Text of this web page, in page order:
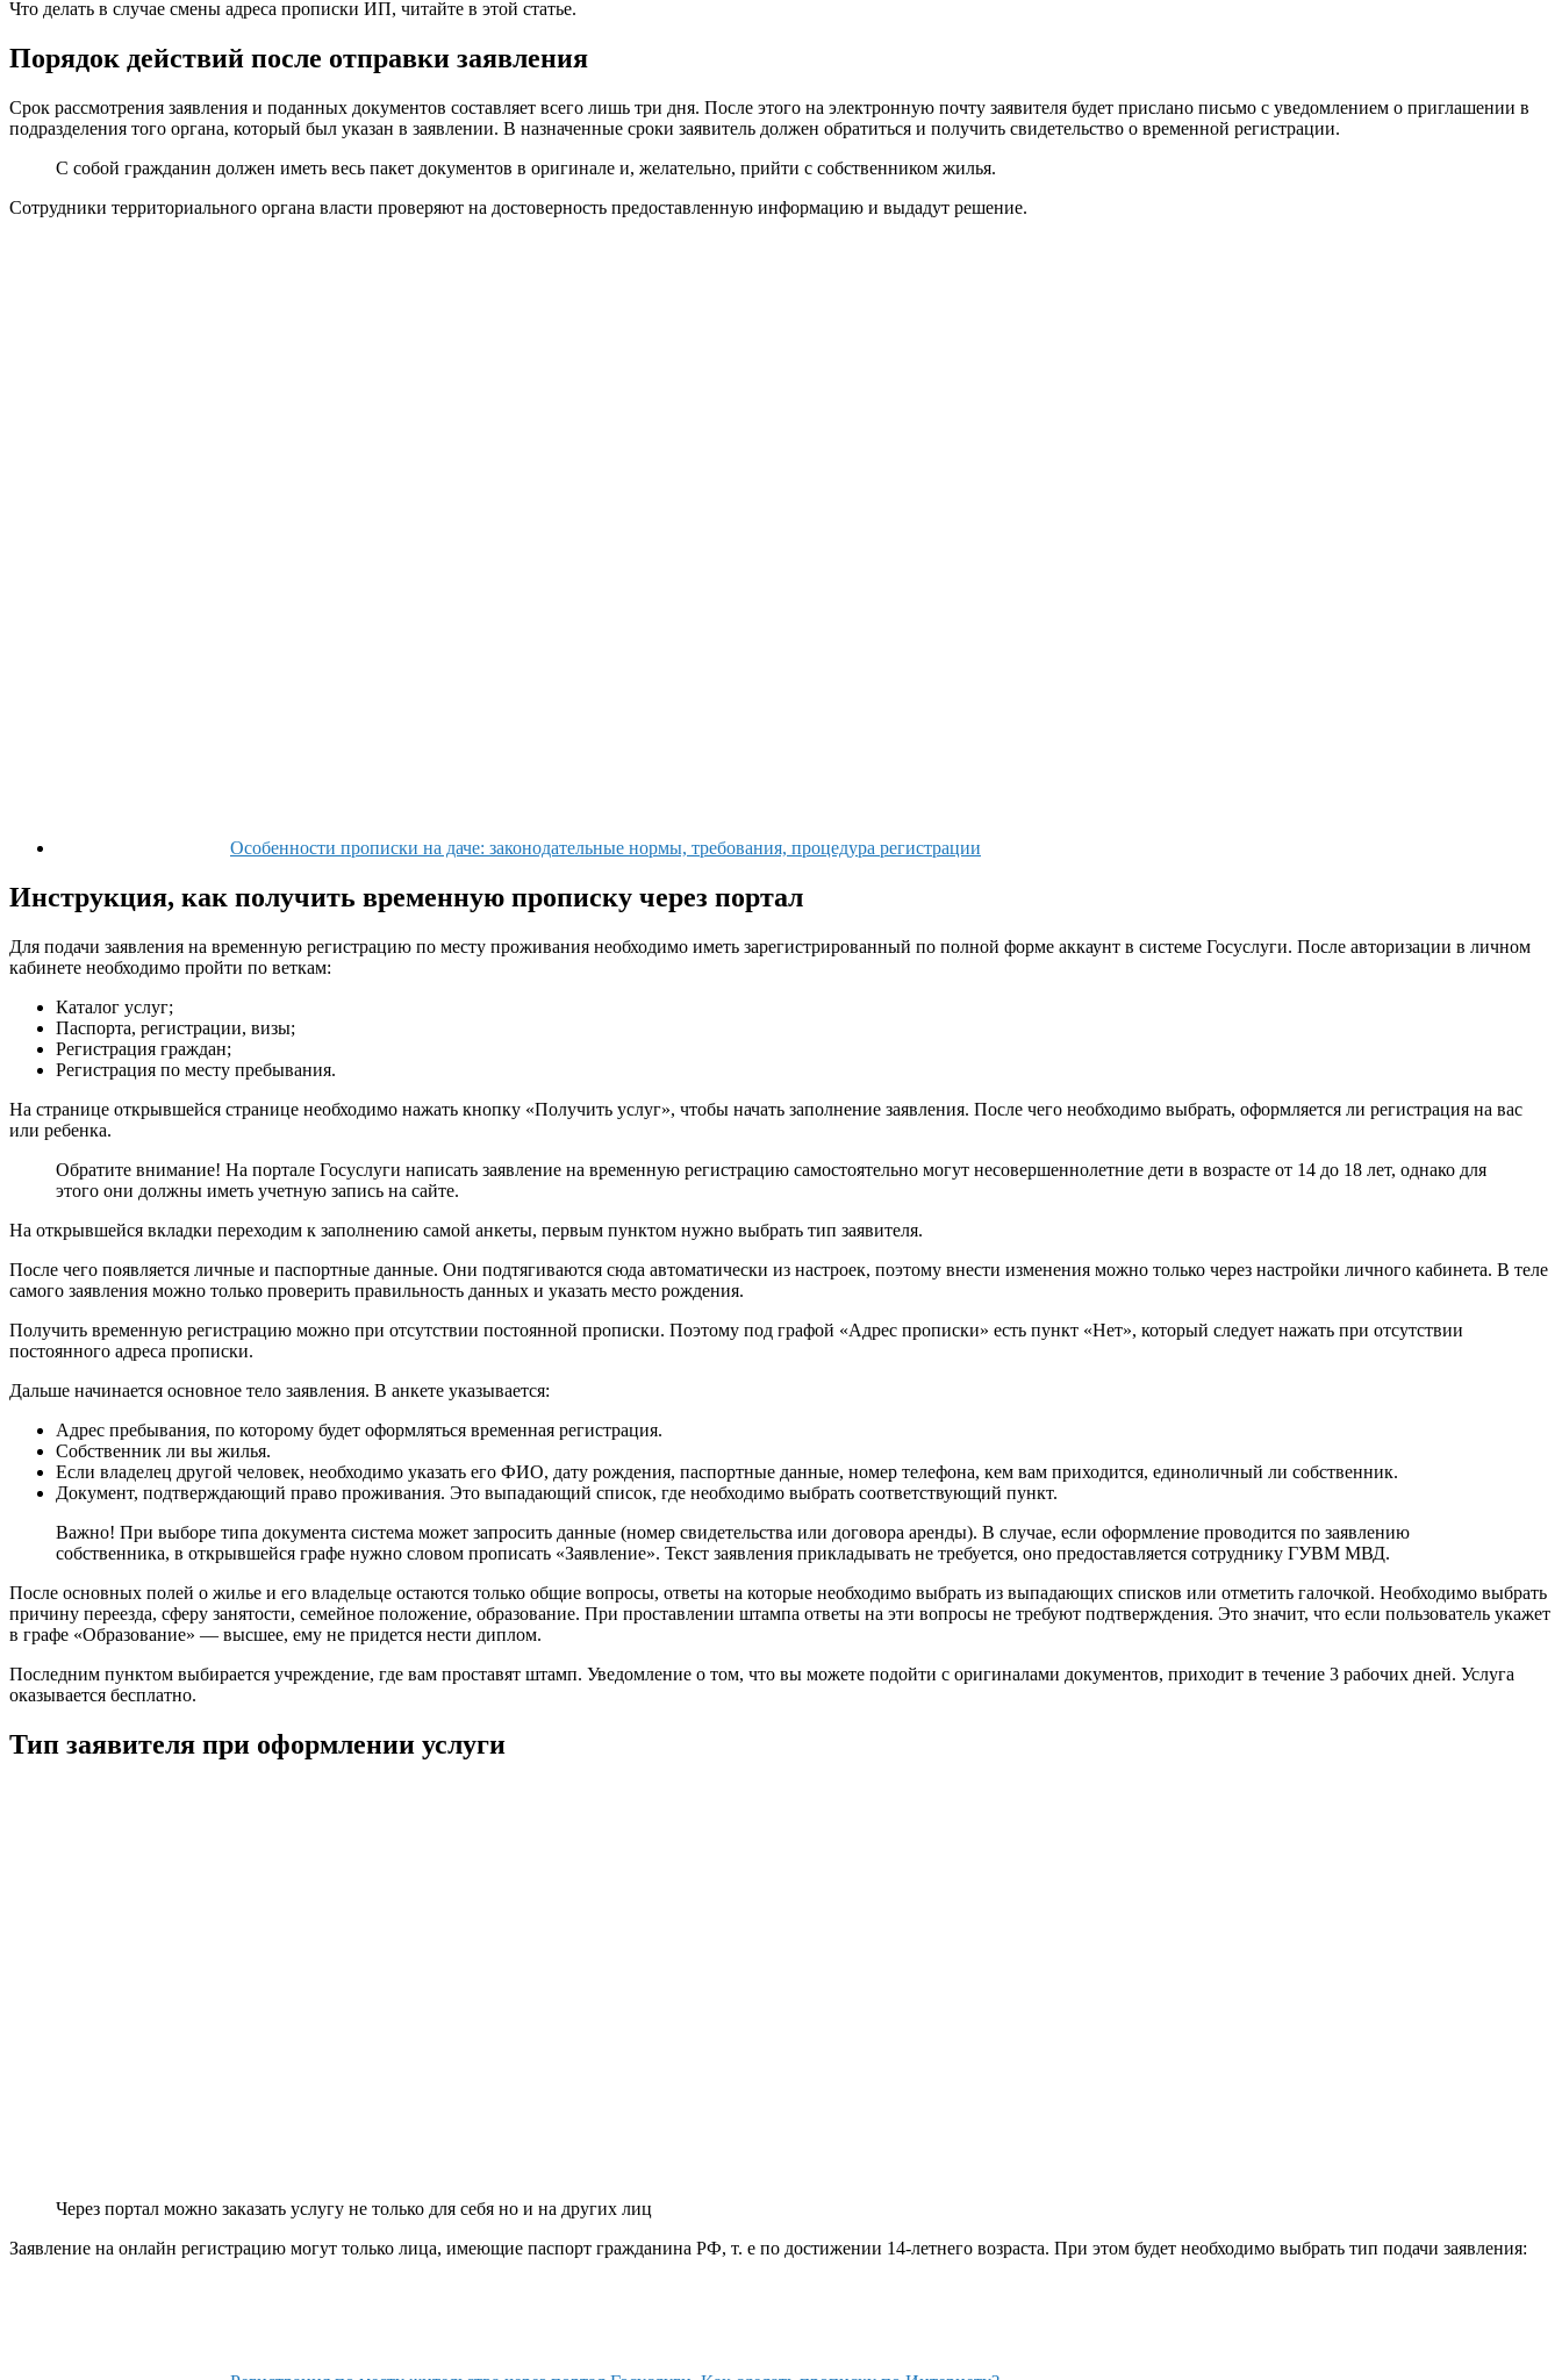
Что делать в случае смены адреса прописки ИП, читайте в этой статье.
Порядок действий после отправки заявления
Срок рассмотрения заявления и поданных документов составляет всего лишь три дня. После этого на электронную почту заявителя будет прислано письмо с уведомлением о приглашении в
подразделения того органа, который был указан в заявлении. В назначенные сроки заявитель должен обратиться и получить свидетельство о временной регистрации.
С собой гражданин должен иметь весь пакет документов в оригинале и, желательно, прийти с собственником жилья.
Сотрудники территориального органа власти проверяют на достоверность предоставленную информацию и выдадут решение.
Особенности прописки на даче: законодательные нормы, требования, процедура регистрации
Инструкция, как получить временную прописку через портал
Для подачи заявления на временную регистрацию по месту проживания необходимо иметь зарегистрированный по полной форме аккаунт в системе Госуслуги. После авторизации в личном
кабинете необходимо пройти по веткам:
Каталог услуг;
Паспорта, регистрации, визы;
Регистрация граждан;
Регистрация по месту пребывания.
На странице открывшейся странице необходимо нажать кнопку «Получить услуг», чтобы начать заполнение заявления. После чего необходимо выбрать, оформляется ли регистрация на вас
или ребенка.
Обратите внимание! На портале Госуслуги написать заявление на временную регистрацию самостоятельно могут несовершеннолетние дети в возрасте от 14 до 18 лет, однако для
этого они должны иметь учетную запись на сайте.
На открывшейся вкладки переходим к заполнению самой анкеты, первым пунктом нужно выбрать тип заявителя.
После чего появляется личные и паспортные данные. Они подтягиваются сюда автоматически из настроек, поэтому внести изменения можно только через настройки личного кабинета. В теле
самого заявления можно только проверить правильность данных и указать место рождения.
Получить временную регистрацию можно при отсутствии постоянной прописки. Поэтому под графой «Адрес прописки» есть пункт «Нет», который следует нажать при отсутствии
постоянного адреса прописки.
Дальше начинается основное тело заявления. В анкете указывается:
Адрес пребывания, по которому будет оформляться временная регистрация.
Собственник ли вы жилья.
Если владелец другой человек, необходимо указать его ФИО, дату рождения, паспортные данные, номер телефона, кем вам приходится, единоличный ли собственник.
Документ, подтверждающий право проживания. Это выпадающий список, где необходимо выбрать соответствующий пункт.
Важно! При выборе типа документа система может запросить данные (номер свидетельства или договора аренды). В случае, если оформление проводится по заявлению
собственника, в открывшейся графе нужно словом прописать «Заявление». Текст заявления прикладывать не требуется, оно предоставляется сотруднику ГУВМ МВД.
После основных полей о жилье и его владельце остаются только общие вопросы, ответы на которые необходимо выбрать из выпадающих списков или отметить галочкой. Необходимо выбрать
причину переезда, сферу занятости, семейное положение, образование. При проставлении штампа ответы на эти вопросы не требуют подтверждения. Это значит, что если пользователь укажет
в графе «Образование» — высшее, ему не придется нести диплом.
Последним пунктом выбирается учреждение, где вам проставят штамп. Уведомление о том, что вы можете подойти с оригиналами документов, приходит в течение 3 рабочих дней. Услуга
оказывается бесплатно.
Тип заявителя при оформлении услуги
Через портал можно заказать услугу не только для себя но и на других лиц
Заявление на онлайн регистрацию могут только лица, имеющие паспорт гражданина РФ, т. е по достижении 14-летнего возраста. При этом будет необходимо выбрать тип подачи заявления: